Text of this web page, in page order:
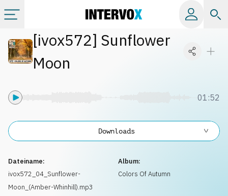
Kategorien
[ivox572] Sunflower
Moon
01:52
Dateiname:
ivox572_04_Sunflower-
Moon_(Amber-Whinhill).mp3
Album:
Colors Of Autumn
Downloads